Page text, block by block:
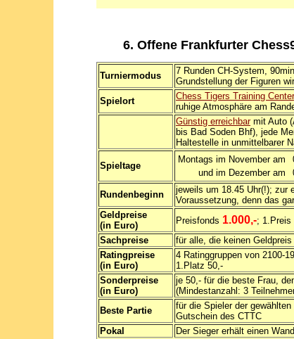
6. Offene Frankfurter
Turniermodus
7 Runden CH-System,
Grundstellung der Figuren
Spielort
Chess Tigers Training
ruhige Atmosphäre am
Günstig erreichbarmit Auto
bis Bad Soden Bhf), jede
Haltestelle in unmittelbarer
Spieltage
Montags im November am
und im Dezember am
Rundenbeginn
jeweils um 18.45 Uhr(!); zur
Voraussetzung, denn das
Geldpreise
(in Euro)
Preisfonds 1.000,-; 1.Preis
Sachpreise
für alle, die keinen Geldpreis
Ratingpreise
(in Euro)
4 Ratinggruppen von 2100-
1.Platz 50,-
Sonderpreise
(in Euro)
je 50,- für die beste Frau,
(Mindestanzahl: 3
Beste Partie
für die Spieler der
Gutschein des CTTC
Pokal
Der Sieger erhält einen